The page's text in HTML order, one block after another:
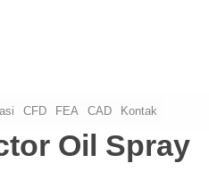
CFD FEA CAD Kontak
Oil Spray